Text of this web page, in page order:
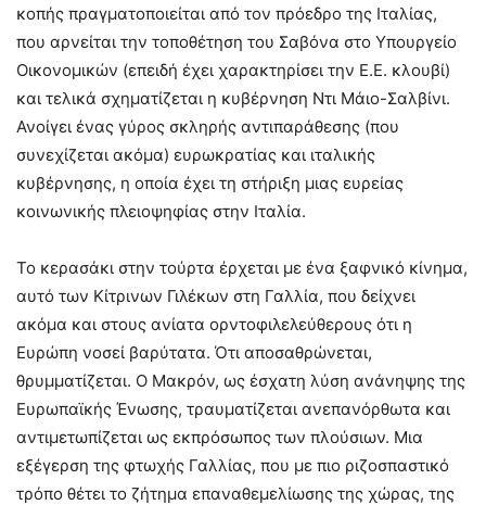
κοπής πραγματοποιείται από τον πρόεδρο της Ιταλίας,
που αρνείται την τοποθέτηση του Σαβόνα στο Υπουργείο
Οικονομικών (επειδή έχει χαρακτηρίσει την Ε.Ε. κλουβί)
και τελικά σχηματίζεται η κυβέρνηση Ντι Μάιο-Σαλβίνι.
Ανοίγει ένας γύρος σκληρής αντιπαράθεσης (που
συνεχίζεται ακόμα) ευρωκρατίας και ιταλικής
κυβέρνησης, η οποία έχει τη στήριξη μιας ευρείας
κοινωνικής πλειοψηφίας στην Ιταλία.
Το κερασάκι στην τούρτα έρχεται με ένα ξαφνικό κίνημα,
αυτό των Κίτρινων Γιλέκων στη Γαλλία, που δείχνει
ακόμα και στους ανίατα ορντοφιλελεύθερους ότι η
Ευρώπη νοσεί βαρύτατα. Ότι αποσαθρώνεται,
θρυμματίζεται. Ο Μακρόν, ως έσχατη λύση ανάνηψης της
Ευρωπαϊκής Ένωσης, τραυματίζεται ανεπανόρθωτα και
αντιμετωπίζεται ως εκπρόσωπος των πλούσιων. Μια
εξέγερση της φτωχής Γαλλίας, που με πιο ριζοσπαστικό
τρόπο θέτει το ζήτημα επαναθεμελίωσης της χώρας, της